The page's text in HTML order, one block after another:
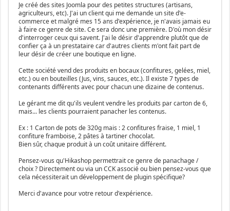
Je créé des sites Joomla pour des petites structures (artisans,
agriculteurs, etc). J'ai un client qui me demande un site d'e-
commerce et malgré mes 15 ans d'expérience, je n'avais jamais eu
à faire ce genre de site. Ce sera donc une première. D'où mon désir
d'interroger ceux qui savent. J'ai le désir d'apprendre plutôt que de
confier ça à un prestataire car d'autres clients m'ont fait part de
leur désir de créer une boutique en ligne.
Cette société vend des produits en bocaux (confitures, gelées, miel,
etc.) ou en bouteilles (Jus, vins, sauces, etc.). Il existe 7 types de
contenants différents avec pour chacun une dizaine de contenus.
Le gérant me dit qu'ils veulent vendre les produits par carton de 6,
mais... les clients pourraient panacher les contenus.
Ex : 1 Carton de pots de 320g mais : 2 confitures fraise, 1 miel, 1
confiture framboise, 2 pâtes à tartiner chocolat.
Bien sûr, chaque produit à un coût unitaire différent.
Pensez-vous qu'Hikashop permettrait ce genre de panachage /
choix ? Directement ou via un CCK associé ou bien pensez-vous que
cela nécessiterait un développement de plugin spécifique?
Merci d'avance pour votre retour d'expérience.